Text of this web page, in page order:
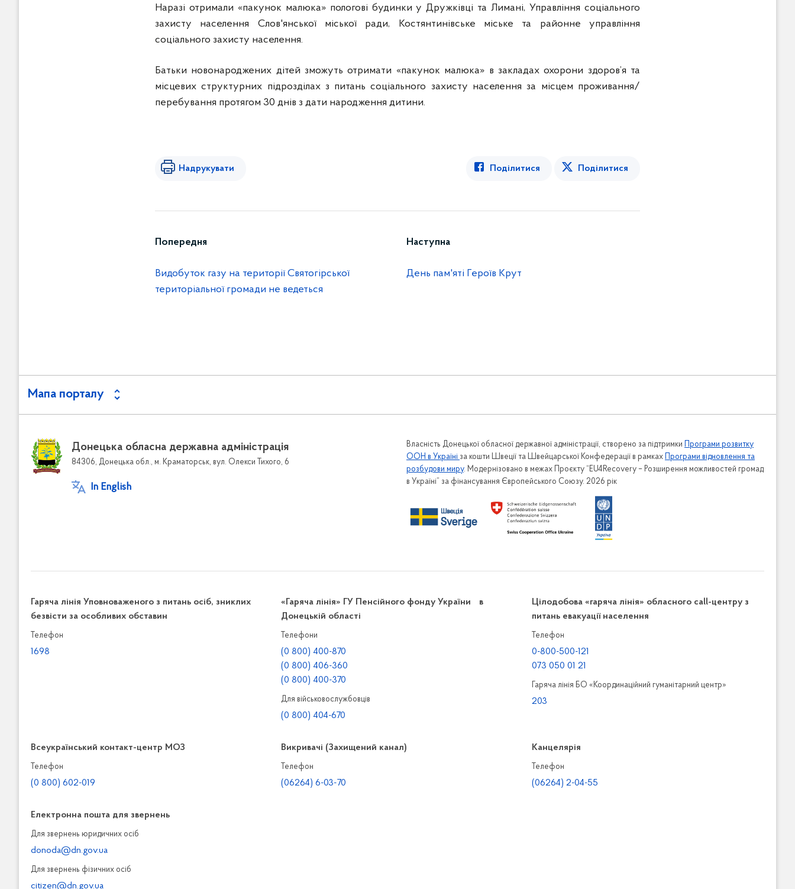
Наразі отримали «пакунок малюка» пологові будинки у Дружківці та Лимані, Управління соціального
захисту населення Слов'янської міської ради, Костянтинівське міське та районне управління
соціального захисту населення.
Батьки новонароджених дітей зможуть отримати «пакунок малюка» в закладах охорони здоров’я та
місцевих структурних підрозділах з питань соціального захисту населення за місцем проживання/
перебування протягом 30 днів з дати народження дитини.
Надрукувати Поділитися Поділитися
Попередня
Видобуток газу на території Святогірської
територіальної громади не ведеться
Наступна
День пам'яті Героїв Крут
Мапа порталу
Донецька обласна державна адміністрація
84306, Донецька обл., м. Краматорськ, вул. Олекси Тихого, 6
In English
Власність Донецької обласної державної адміністрації, створено за підтримки Програми розвитку
ООН в Україні за кошти Швеції та Швейцарської Конфедерації в рамках Програми відновлення та
розбудови миру. Модернізовано в межах Проєкту “EU4Recovery – Розширення можливостей громад
в Україні” за фінансування Європейського Союзу. 2026 рік
Гаряча лінія Уповноваженого з питань осіб, зниклих
безвісти за особливих обставин
Телефон
1698
«Гаряча лінія» ГУ Пенсійного фонду України в
Донецькій області
Телефони
(0 800) 400-870
(0 800) 406-360
(0 800) 400-370
Для військовослужбовців
(0 800) 404-670
Цілодобова «гаряча лінія» обласного call-центру з
питань евакуації населення
Телефон
0-800-500-121
073 050 01 21
Гаряча лінія БО «Координаційний гуманітарний центр»
203
Всеукраїнський контакт-центр МОЗ
Телефон
(0 800) 602-019
Викривачі (Захищений канал)
Телефон
(06264) 6-03-70
Канцелярiя
Телефон
(06264) 2-04-55
Електронна пошта для звернень
Для звернень юридичних осiб
donoda@dn.gov.ua
Для звернень фізичних осiб
citizen@dn.gov.ua